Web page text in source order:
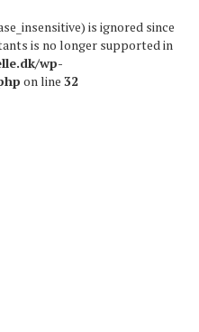
is ignored since
is no longer supported in
wp-
on line 32